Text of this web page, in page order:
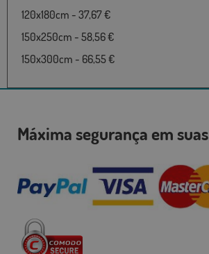
120x180cm - 37,67 €
150x250cm - 58,56 €
150x300cm - 66,55 €
Máxima segurança em